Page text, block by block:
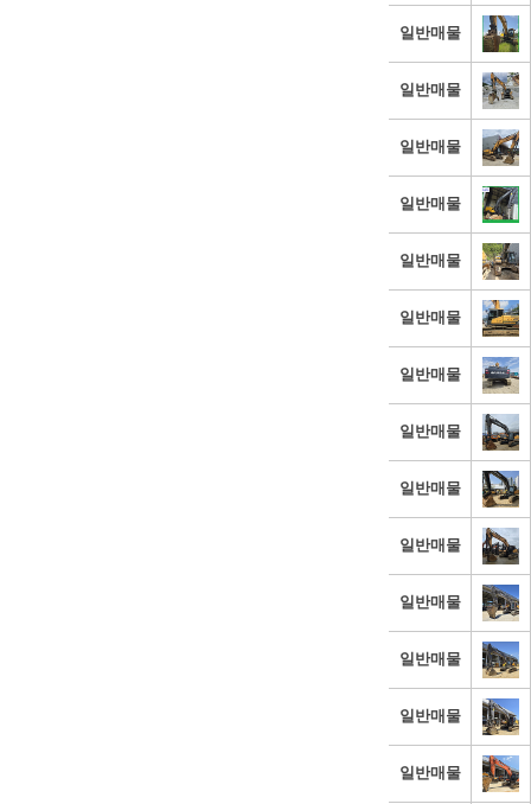
일반매물
일반매물
일반매물
일반매물
일반매물
일반매물
일반매물
일반매물
일반매물
일반매물
일반매물
일반매물
일반매물
일반매물